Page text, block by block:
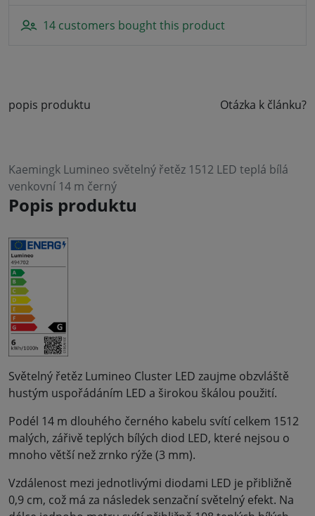
14 customers bought this product
popis produktu Otázka k článku?
Kaemingk Lumineo světelný řetěz 1512 LED teplá bílá
venkovní 14 m černý
Popis produktu
Světelný řetěz Lumineo Cluster LED zaujme obzvláště
hustým uspořádáním LED a širokou škálou použití.
Podél 14 m dlouhého černého kabelu svítí celkem 1512
malých, zářivě teplých bílých diod LED, které nejsou o
mnoho větší než zrnko rýže (3 mm).
Vzdálenost mezi jednotlivými diodami LED je přibližně
0,9 cm, což má za následek senzační světelný efekt. Na